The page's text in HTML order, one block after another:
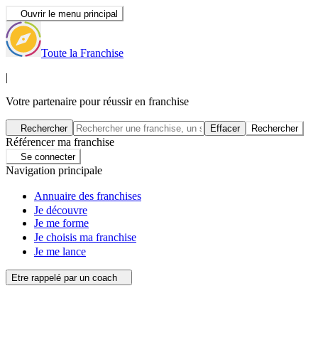
Ouvrir le menu principal
Toute la Franchise
|
Votre partenaire pour réussir en franchise
Rechercher Effacer Rechercher
Référencer ma franchise
Se connecter
Navigation principale
Annuaire des franchises
Je découvre
Je me forme
Je choisis ma franchise
Je me lance
Etre rappelé par un coach